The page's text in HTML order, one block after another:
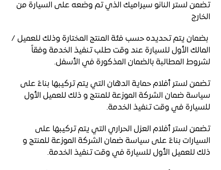
تضمن لستر النانو سيراميك الذي تم وضعه على السيارة من
الخارج
بضمان يتم تحديده حسب فئة المنتج المختارة وذلك للعميل /
المالك الأول للسيارة عند وقت طلب تنفيذ الخدمة وفقاً
لشروط المطالبة بالضمان المذكورة في الأسفل.
تضمن لستر أفلام حماية الدهان التي يتم تركيبها بناءً على
سياسة ضمان الشركة الموزعة للمنتج و ذلك للعميل الأول
للسيارة في وقت تنفيذ الخدمة.
تضمن لستر أفلام العزل الحراري التي يتم تركيبها على
السيارات بناءً على سياسة ضمان الشركة الموزعة للمنتج و
ذلك للعميل الأول للسيارة في وقت تنفيذ الخدمة.